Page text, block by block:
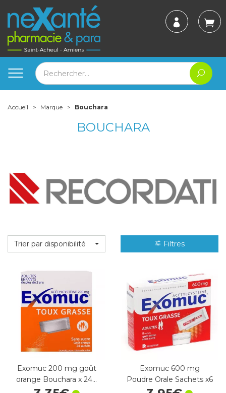
Accueil Marque Bouchara
BOUCHARA
Trier par disponibilité Filtres
Exomuc 200 mg goût
orange Bouchara x 24…
Exomuc 600 mg
Poudre Orale Sachets x6